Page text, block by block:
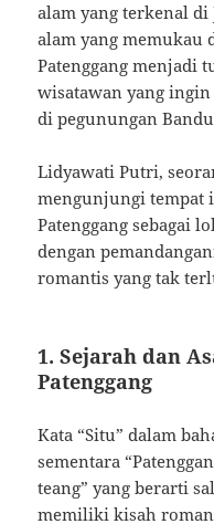
alam yang terkenal di
alam yang memukau
Patenggang menjadi
wisatawan yang
di pegunungan
Lidyawati Putri,
mengunjungi tempat
Patenggang sebagai
dengan
romantis yang tak
1. Sejarah dan
Patenggang
Kata “Situ” dalam
sementara
teang” yang berarti
memiliki kisah